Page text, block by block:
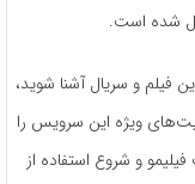
فیلم و سریال آشنا شوید،
ویژه این سرویس را
و شروع استفاده از